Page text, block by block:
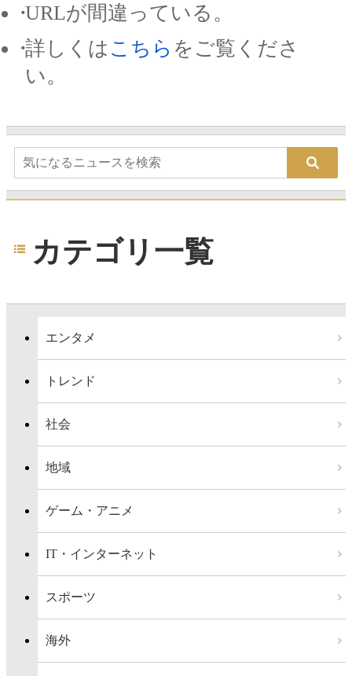
URLが間違っている。
詳しくは こちら をご覧くださ
い。
カテゴリ一覧
エンタメ
トレンド
社会
地域
ゲーム・アニメ
IT・インターネット
スポーツ
海外